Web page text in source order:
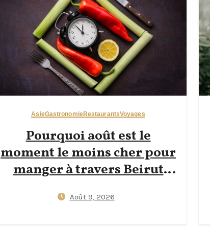
AsieGastronomieRestaurantsVoyages
Pourquoi août est le
moment le moins cher pour
manger à travers Beirut
accessible pour routards à
Août 9, 2026